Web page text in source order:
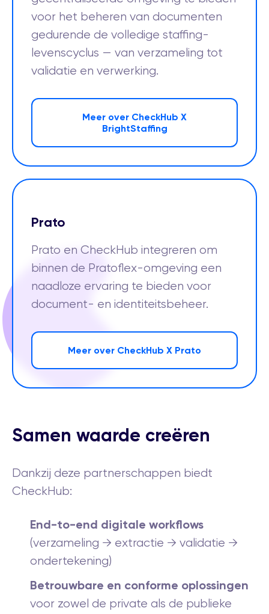
voor het beheren van documenten
gedurende de volledige staffing-
levenscyclus — van verzameling tot
validatie en verwerking.
Meer over CheckHub X
BrightStaffing
Prato
Prato en CheckHub integreren om
binnen de Pratoflex-omgeving een
naadloze ervaring te bieden voor
document- en identiteitsbeheer.
Meer over CheckHub X Prato
Samen waarde creëren
Dankzij deze partnerschappen biedt
CheckHub:
End-to-end digitale workflows
(verzameling → extractie → validatie →
ondertekening)
Betrouwbare en conforme oplossingen
voor zowel de private als de publieke